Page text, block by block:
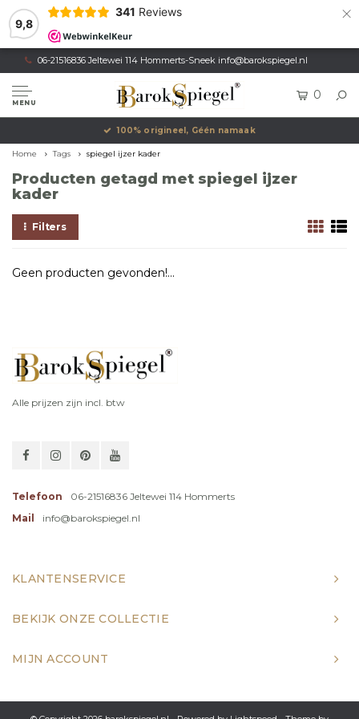
9,8
341 Reviews ×
06-21516836 Jeltewei 114 Hommerts-Sneek info@barokspiegel.nl
MENU
0
100% origineel, Géén namaak
Home Tags spiegel ijzer kader
Producten getagd met spiegel ijzer
kader
Filters
Geen producten gevonden!...
Alle prijzen zijn incl. btw
Telefoon
06-21516836 Jeltewei 114 Hommerts
Mail
info@barokspiegel.nl
KLANTENSERVICE
BEKIJK ONZE COLLECTIE
MIJN ACCOUNT